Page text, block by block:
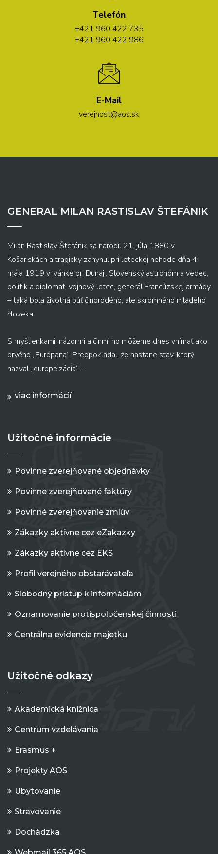
Telefón
+421 960 422 735
+421 960 422 986
E-Mail
verejnost@aos.sk
GENERAL MILAN RASTISLAV ŠTEFÁNIK
Milan Rastislav Štefánik sa narodil 21. júla 1880 v
Košariskách a tragicky zahynul pri leteckej nehode dňa 4.
mája 1919 v Ivánke pri Dunaji. Slovenský astronóm a vedec,
politik a diplomat, vojnový letec, generál Francúzskej armády
– taká bola životná púť činorodého, ale skromného mladého
človeka.
S myšlienkami, názormi a činmi ho môžeme dnes vnímať ako
prvého „Európana“. Predpokladal, že nastane stav, ktorý
nazval „europeizácia“...
viac informácií
Užitočné informácie
Povinne zverejňované objednávky
Povinne zverejňované faktúry
Povinné zverejňovanie zmlúv
Zákazky aktívne cez eZakazky
Zákazky aktívne cez EKS
Profil verejného obstarávateľa
Slobodný prístup k informáciám
Oznamovanie protispoločenskej činnosti
Centrálna evidencia majetku
Užitočné odkazy
Akademická knižnica
Centrum vzdelávania
Erasmus +
Projekty AOS
Ubytovanie
Stravovanie
Dochádzka